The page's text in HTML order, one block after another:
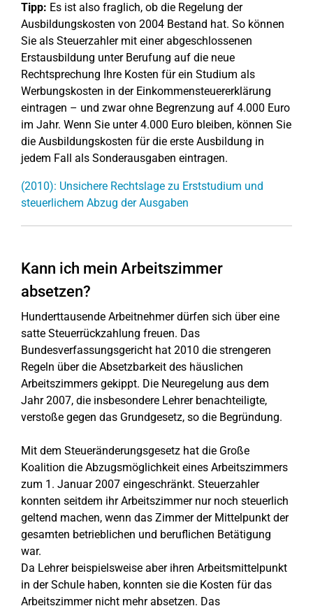
Tipp: Es ist also fraglich, ob die Regelung der
Ausbildungskosten von 2004 Bestand hat. So können
Sie als Steuerzahler mit einer abgeschlossenen
Erstausbildung unter Berufung auf die neue
Rechtsprechung Ihre Kosten für ein Studium als
Werbungskosten in der Einkommensteuererklärung
eintragen – und zwar ohne Begrenzung auf 4.000 Euro
im Jahr. Wenn Sie unter 4.000 Euro bleiben, können Sie
die Ausbildungskosten für die erste Ausbildung in
jedem Fall als Sonderausgaben eintragen.
(2010): Unsichere Rechtslage zu Erststudium und
steuerlichem Abzug der Ausgaben
Kann ich mein Arbeitszimmer
absetzen?
Hunderttausende Arbeitnehmer dürfen sich über eine
satte Steuerrückzahlung freuen. Das
Bundesverfassungsgericht hat 2010 die strengeren
Regeln über die Absetzbarkeit des häuslichen
Arbeitszimmers gekippt. Die Neuregelung aus dem
Jahr 2007, die insbesondere Lehrer benachteiligte,
verstoße gegen das Grundgesetz, so die Begründung.
Mit dem Steueränderungsgesetz hat die Große
Koalition die Abzugsmöglichkeit eines Arbeitszimmers
zum 1. Januar 2007 eingeschränkt. Steuerzahler
konnten seitdem ihr Arbeitszimmer nur noch steuerlich
geltend machen, wenn das Zimmer der Mittelpunkt der
gesamten betrieblichen und beruflichen Betätigung
war.
Da Lehrer beispielsweise aber ihren Arbeitsmittelpunkt
in der Schule haben, konnten sie die Kosten für das
Arbeitszimmer nicht mehr absetzen. Das